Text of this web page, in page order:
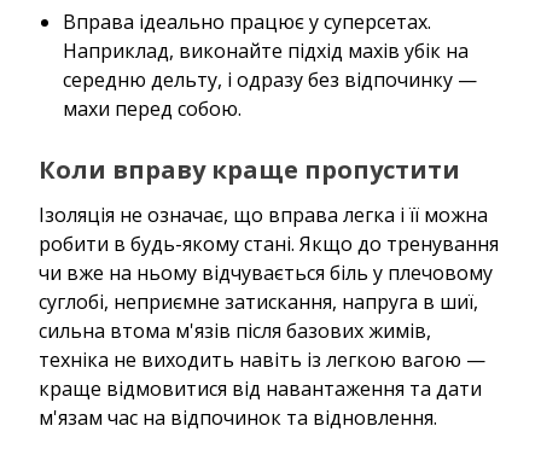
Вправа ідеально працює у суперсетах.
Наприклад, виконайте підхід махів убік на
середню дельту, і одразу без відпочинку —
махи перед собою.
Коли вправу краще пропустити
Ізоляція не означає, що вправа легка і її можна
робити в будь-якому стані. Якщо до тренування
чи вже на ньому відчувається біль у плечовому
суглобі, неприємне затискання, напруга в шиї,
сильна втома м'язів після базових жимів,
техніка не виходить навіть із легкою вагою —
краще відмовитися від навантаження та дати
м'язам час на відпочинок та відновлення.